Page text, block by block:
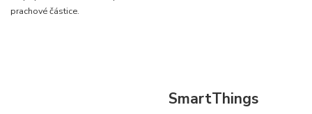
prachové částice.
SmartThings